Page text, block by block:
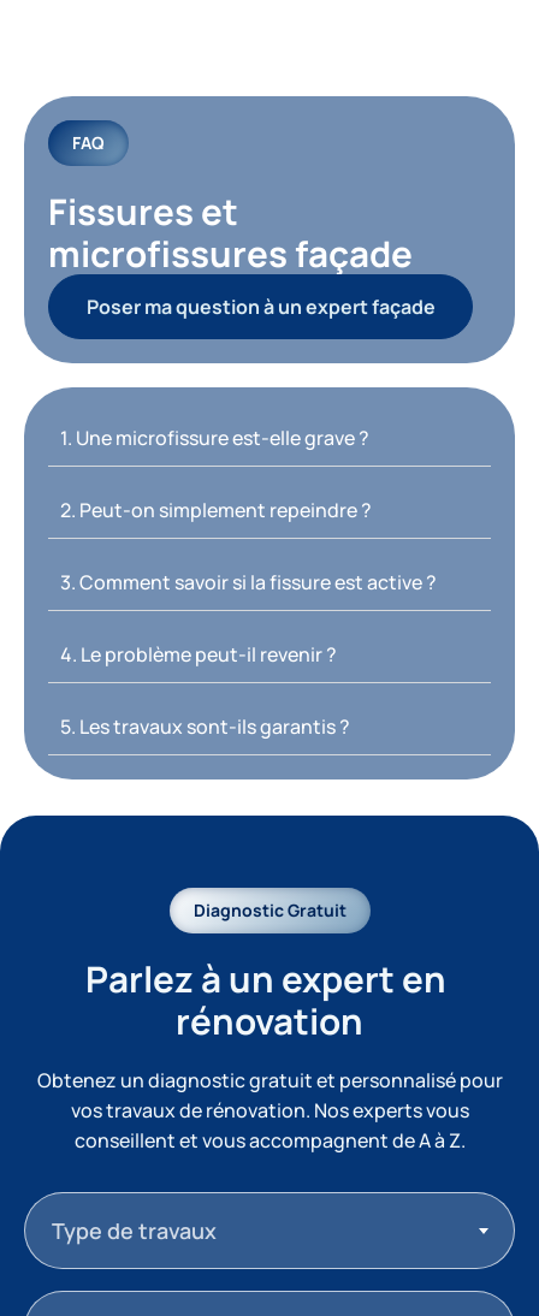
FAQ
Fissures et
microfissures façade
Poser ma question à un expert façade
1. Une microfissure est-elle grave ?
2. Peut-on simplement repeindre ?
3. Comment savoir si la fissure est active ?
4. Le problème peut-il revenir ?
5. Les travaux sont-ils garantis ?
Diagnostic Gratuit
Parlez à un expert en
rénovation
Obtenez un diagnostic gratuit et personnalisé pour
vos travaux de rénovation. Nos experts vous
conseillent et vous accompagnent de A à Z.
Type de travaux